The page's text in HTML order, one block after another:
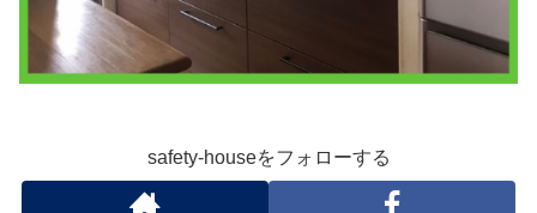
safety-houseをフォローする